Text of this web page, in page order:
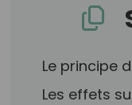
Le principe
Les effets